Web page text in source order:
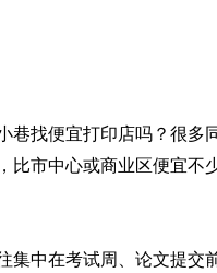
巷找便宜打印店吗？很多
比市中心或商业区便宜
集中在考试周、论文提